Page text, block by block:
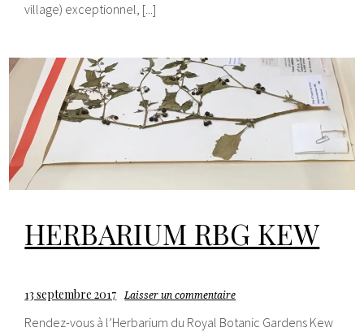
village) exceptionnel, [...]
HERBARIUM RBG KEW
13 septembre 2017 Laisser un commentaire
Rendez-vous à l’Herbarium du Royal Botanic Gardens Kew